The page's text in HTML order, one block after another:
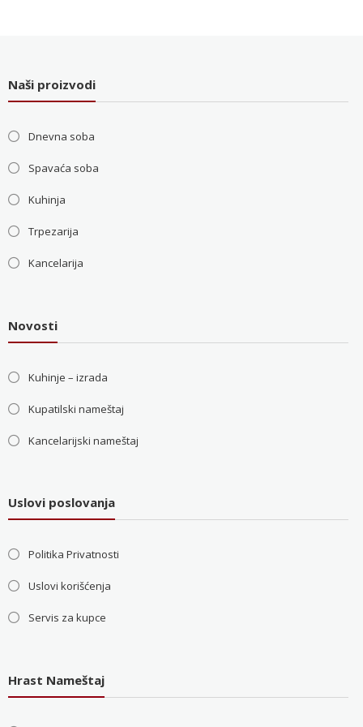
Naši proizvodi
Dnevna soba
Spavaća soba
Kuhinja
Trpezarija
Kancelarija
Novosti
Kuhinje – izrada
Kupatilski nameštaj
Kancelarijski nameštaj
Uslovi poslovanja
Politika Privatnosti
Uslovi korišćenja
Servis za kupce
Hrast Nameštaj